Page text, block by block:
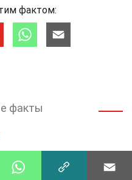
фактом:
факты